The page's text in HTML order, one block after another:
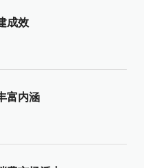
成效
富内涵